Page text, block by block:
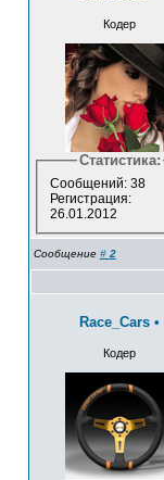
Кодер
Статистика:
Сообщений: 38
Регистрация:
26.01.2012
Сообщение # 2
Race_Cars •
Кодер